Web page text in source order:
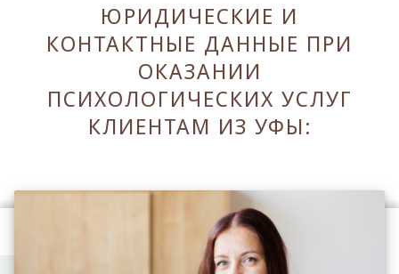
ЮРИДИЧЕСКИЕ И
КОНТАКТНЫЕ ДАННЫЕ ПРИ
ОКАЗАНИИ
ПСИХОЛОГИЧЕСКИХ УСЛУГ
КЛИЕНТАМ ИЗ УФЫ:
Оставаясь на сайте Вы принимаете его
Принять Правила и закрыть ✖